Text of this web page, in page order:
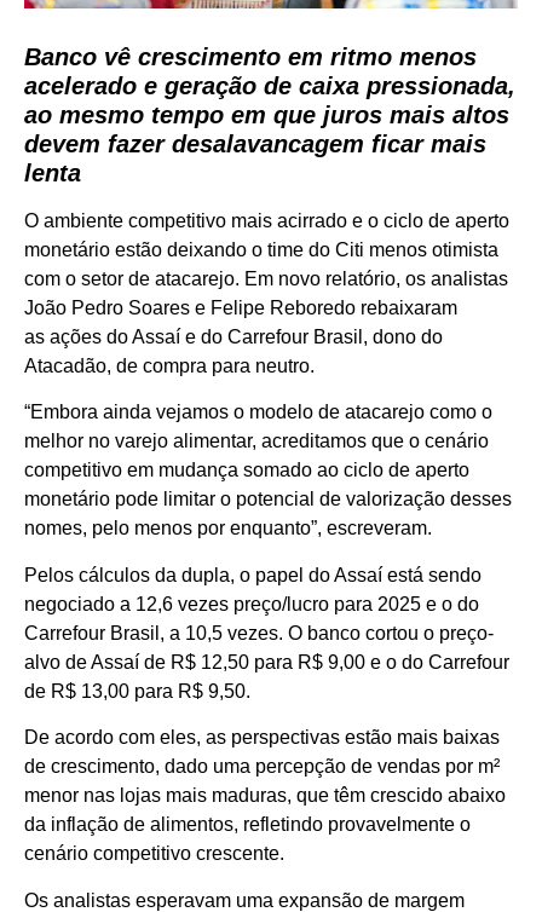
Banco vê crescimento em ritmo menos
acelerado e geração de caixa pressionada,
ao mesmo tempo em que juros mais altos
devem fazer desalavancagem ficar mais
lenta
O ambiente competitivo mais acirrado e o ciclo de aperto
monetário estão deixando o time do Citi menos otimista
com o setor de atacarejo. Em novo relatório, os analistas
João Pedro Soares e Felipe Reboredo rebaixaram
as ações do Assaí e do Carrefour Brasil, dono do
Atacadão, de compra para neutro.
“Embora ainda vejamos o modelo de atacarejo como o
melhor no varejo alimentar, acreditamos que o cenário
competitivo em mudança somado ao ciclo de aperto
monetário pode limitar o potencial de valorização desses
nomes, pelo menos por enquanto”, escreveram.
Pelos cálculos da dupla, o papel do Assaí está sendo
negociado a 12,6 vezes preço/lucro para 2025 e o do
Carrefour Brasil, a 10,5 vezes. O banco cortou o preço-
alvo de Assaí de R$ 12,50 para R$ 9,00 e o do Carrefour
de R$ 13,00 para R$ 9,50.
De acordo com eles, as perspectivas estão mais baixas
de crescimento, dado uma percepção de vendas por m²
menor nas lojas mais maduras, que têm crescido abaixo
da inflação de alimentos, refletindo provavelmente o
cenário competitivo crescente.
Os analistas esperavam uma expansão de margem